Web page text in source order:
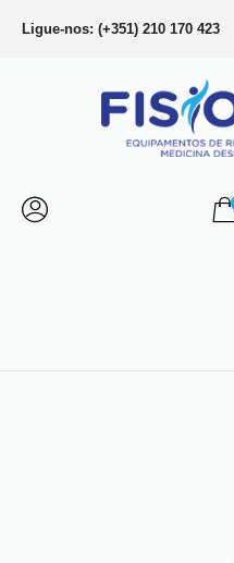
Ligue-nos: (+351) 210 170 423